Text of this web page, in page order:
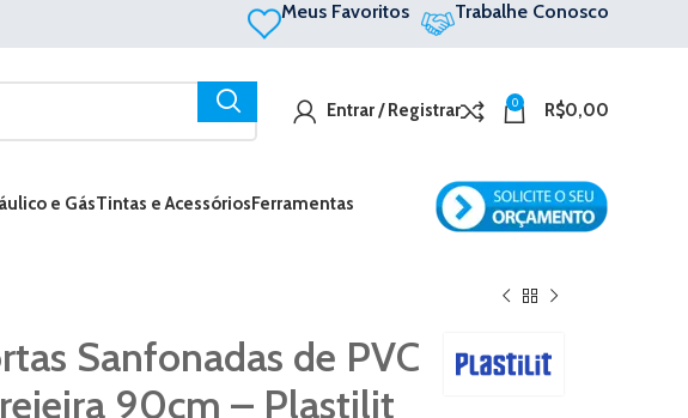
Meus Favoritos Trabalhe Conosco
Entrar / Registrar 0 R$0,00
e GásTintas e AcessóriosFerramentas
Sanfonadas de PVC
90cm – Plastilit